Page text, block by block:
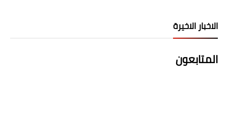
الاخبار الاخيرة
المتابعون